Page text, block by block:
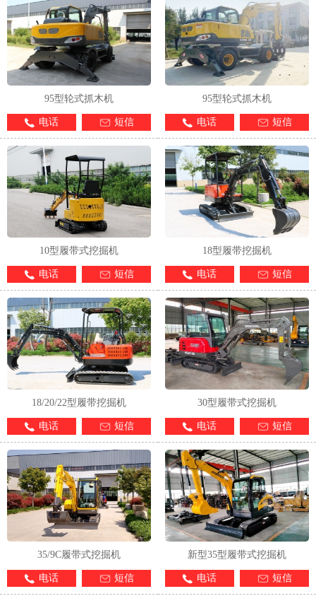
95型轮式抓木机
电话 短信
95型轮式抓木机
电话 短信
10型履带式挖掘机
电话 短信
18型履带挖掘机
电话 短信
18/20/22型履带挖掘机
电话 短信
30型履带式挖掘机
电话 短信
35/9C履带式挖掘机
电话 短信
新型35型履带式挖掘机
电话 短信